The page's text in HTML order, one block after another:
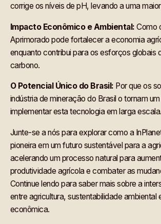
corrige os níveis de pH, levando a uma
Impacto Econômico e Ambiental: Como
Aprimorado pode fortalecer a economia
enquanto contribui para os esforços globais
carbono.
O Potencial Único do Brasil: Por que os
indústria de mineração do Brasil o tornam
implementar esta tecnologia em larga escala.
Junte-se a nós para explorar como a
pioneira em um futuro sustentável para a
acelerando um processo natural para
produtividade agrícola e combater as
Continue lendo para saber mais sobre a
entre agricultura, sustentabilidade ambiental
econômica.